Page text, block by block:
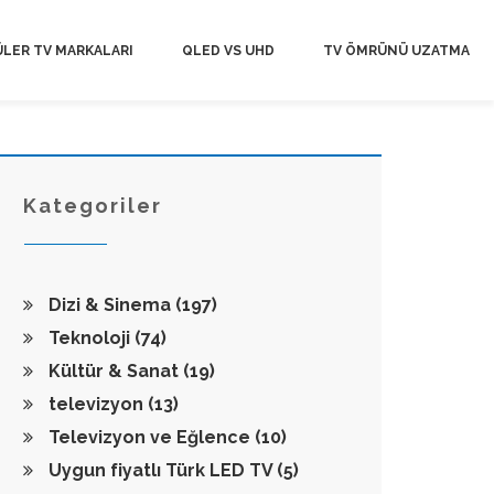
TV MARKALARI QLED VS UHD TV ÖMRÜNÜ UZATMA
Kategoriler
Dizi & Sinema (197)
Teknoloji (74)
Kültür & Sanat (19)
televizyon (13)
Televizyon ve Eğlence (10)
Uygun fiyatlı Türk LED TV (5)